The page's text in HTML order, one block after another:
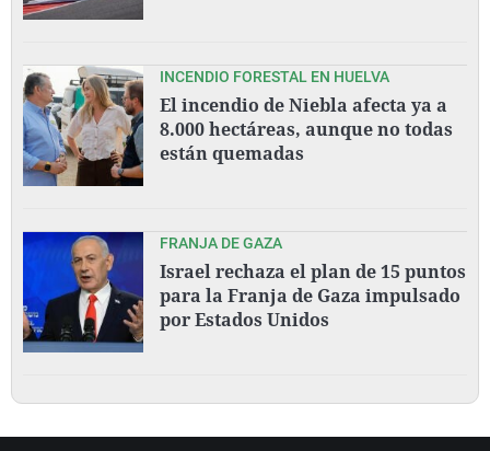
INCENDIO FORESTAL EN HUELVA
El incendio de Niebla afecta ya a
8.000 hectáreas, aunque no todas
están quemadas
FRANJA DE GAZA
Israel rechaza el plan de 15 puntos
para la Franja de Gaza impulsado
por Estados Unidos